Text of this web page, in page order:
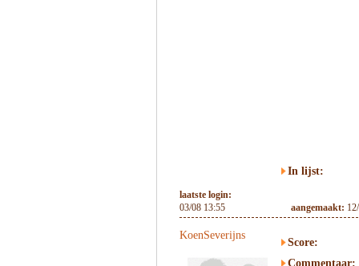
In lijst:
laatste login:
03/08 13:55
aangemaakt:
KoenSeverijns
Score:
Commentaar: